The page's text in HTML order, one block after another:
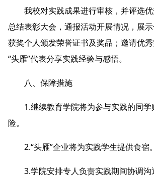
我校对实践成果进行审核，并评选
总结表彰大会，通报活动开展情况，展
获奖个人颁发荣誉证书及奖品；邀请优
“头雁”代表分享实践经验与感悟。
八、保障措施
1.继续教育学院将为参与实践的同
险。
2.“头雁”企业将为实践学生提供食宿。
3.学院安排专人负责实践期间协调